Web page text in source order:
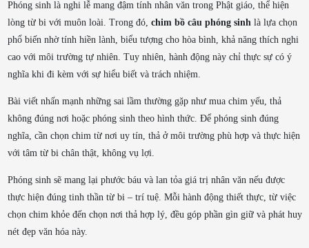
Phóng sinh là nghi lễ mang đậm tính nhân văn trong Phật giáo, thể hiện
lòng từ bi với muôn loài. Trong đó, chim bồ câu phóng sinhlà lựa chọn
phổ biến nhờ tính hiền lành, biểu tượng cho hòa bình, khả năng thích nghi
cao với môi trường tự nhiên. Tuy nhiên, hành động này chỉ thực sự có ý
nghĩa khi đi kèm với sự hiểu biết và trách nhiệm.
Bài viết nhấn mạnh những sai lầm thường gặp như mua chim yếu, thả
không đúng nơi hoặc phóng sinh theo hình thức. Để phóng sinh đúng
nghĩa, cần chọn chim từ nơi uy tín, thả ở môi trường phù hợp và thực hiện
với tâm từ bi chân thật, không vụ lợi.
Phóng sinh sẽ mang lại phước báu và lan tỏa giá trị nhân văn nếu được
thực hiện đúng tinh thần từ bi – trí tuệ. Mỗi hành động thiết thực, từ việc
chọn chim khỏe đến chọn nơi thả hợp lý, đều góp phần gìn giữ và phát huy
nét đẹp văn hóa này.